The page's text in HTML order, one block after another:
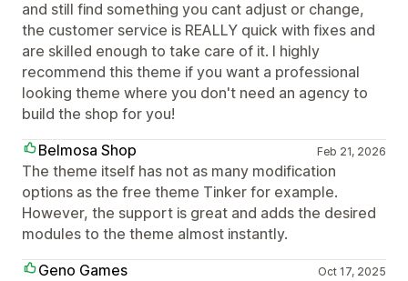
and still find something you cant adjust or change,
the customer service is REALLY quick with fixes and
are skilled enough to take care of it. I highly
recommend this theme if you want a professional
looking theme where you don't need an agency to
build the shop for you!
Belmosa Shop
Feb 21, 2026
The theme itself has not as many modification
options as the free theme Tinker for example.
However, the support is great and adds the desired
modules to the theme almost instantly.
Geno Games
Oct 17, 2025